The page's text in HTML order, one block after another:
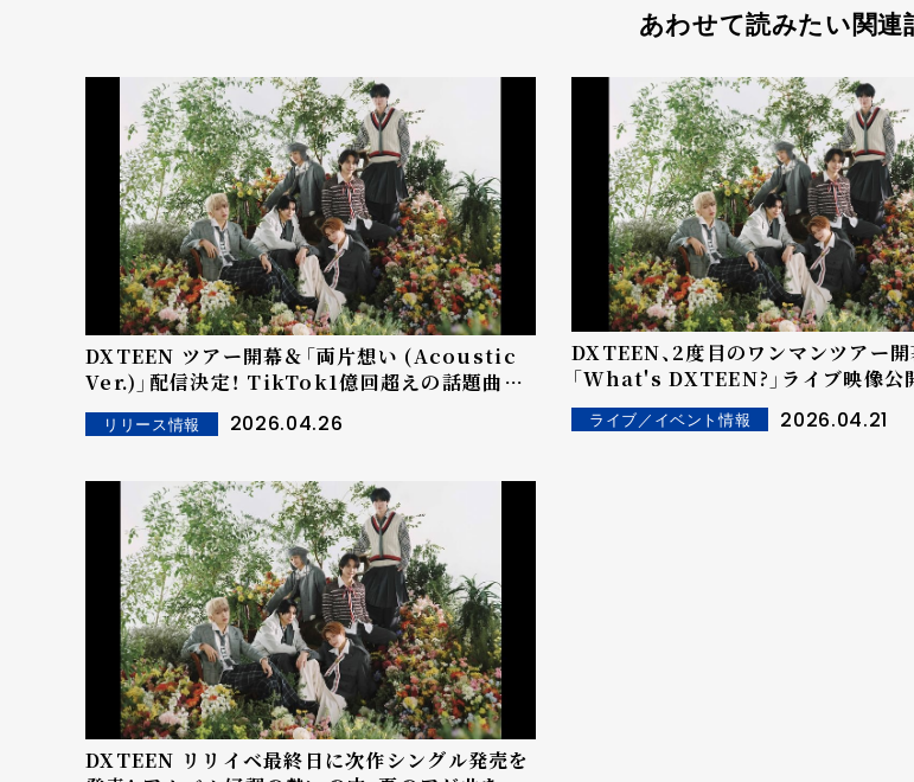
あわせて読みたい関連
DXTEEN ツアー開幕＆「両片想い (Acoustic
Ver.)」配信決定！ TikTok1億回超えの話題曲を
新アレンジでリリース
リリース情報 2026.04.26
DXTEEN、2度目のワンマンツアー開
「What's DXTEEN?」ライブ映像公
画も開催！
ライブ／イベント情報 2026.04.21
DXTEEN リリイベ最終日に次作シングル発売を